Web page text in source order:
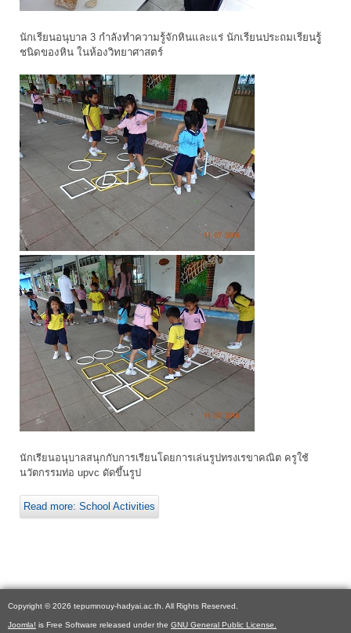
นักเรียนอนุบาล 3 กำลังทำความรู้จักหินและแร่ นักเรียนประถมเรียนรูู้
ชนิดของหิน ในห้องวิทยาศาสตร์
นักเรียนอนุบาลสนุกกับการเรียนโดยการเล่นรูปทรงเรขาคณิต ครูใช้
นวัตกรรมท่อ upvc ดัดขึ้นรูป
Read more: School Activities
Copyright © 2026 tepumnouy-hadyai.ac.th. All Rights Reserved.
Joomla! is Free Software released under the GNU General Public License.